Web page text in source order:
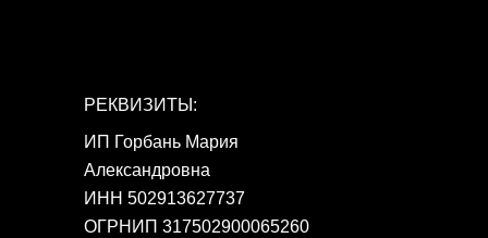
РЕКВИЗИТЫ:
ИП Горбань Мария
Александровна
ИНН 502913627737
ОГРНИП 317502900065260